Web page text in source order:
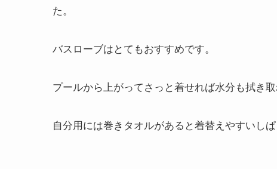
た。
バスローブはとてもおすすめです。
プールから上がってさっと着せれば水分も拭き
自分用には巻きタオルがあると着替えやすいし